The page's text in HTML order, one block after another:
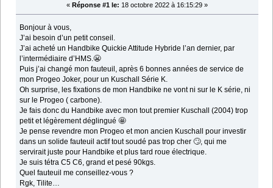
« Réponse #1 le: 18 octobre 2022 à 16:15:29 »
Bonjour à vous,
J’ai besoin d’un petit conseil.
J’ai acheté un Handbike Quickie Attitude Hybride l’an dernier, par
l’intermédiaire d’HMS.😬
Puis j’ai changé mon fauteuil, après 6 bonnes années de service de
mon Progeo Joker, pour un Kuschall Série K.
Oh surprise, les fixations de mon Handbike ne vont ni sur le K série, ni
sur le Progeo ( carbone).
Je fais donc du Handbike avec mon tout premier Kuschall (2004) trop
petit et légèrement déglingué 🤩
Je pense revendre mon Progeo et mon ancien Kuschall pour investir
dans un solide fauteuil actif tout soudé pas trop cher 🙄, qui me
servirait juste pour Handbike et plus tard roue électrique.
Je suis tétra C5 C6, grand et pesé 90kgs.
Quel fauteuil me conseillez-vous ?
Rgk, Tilite…